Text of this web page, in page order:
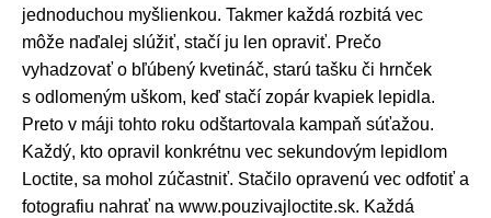
jednoduchou myšlienkou. Takmer každá rozbitá vec
môže naďalej slúžiť, stačí ju len opraviť. Prečo
vyhadzovať o bľúbený kvetináč, starú tašku či hrnček
s odlomeným uškom, keď stačí zopár kvapiek lepidla.
Preto v máji tohto roku odštartovala kampaň súťažou.
Každý, kto opravil konkrétnu vec sekundovým lepidlom
Loctite, sa mohol zúčastniť. Stačilo opravenú vec odfotiť a
fotografiu nahrať na www.pouzivajloctite.sk. Každá